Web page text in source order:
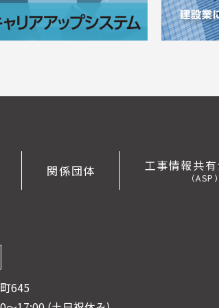
関係団体 工事情報共
（ASP）
645